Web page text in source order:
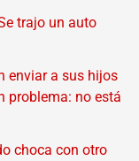
trajo un auto
enviar a sus hijos
problema: no está
choca con otro